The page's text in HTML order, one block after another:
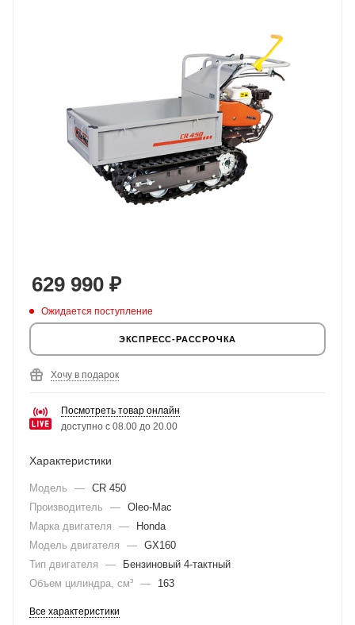
629 990 ₽
Ожидается поступление
ЭКСПРЕСС-РАССРОЧКА
Хочу в подарок
Посмотреть товар онлайн
доступно с 08.00 до 20.00
Характеристики
Модель — CR 450
Производитель
— Oleo-Mac
Марка двигателя
—
Honda
Модель двигателя
— GX160
Тип двигателя
—
Бензиновый 4-тактный
Объем цилиндра, см³ — 163
Все характеристики